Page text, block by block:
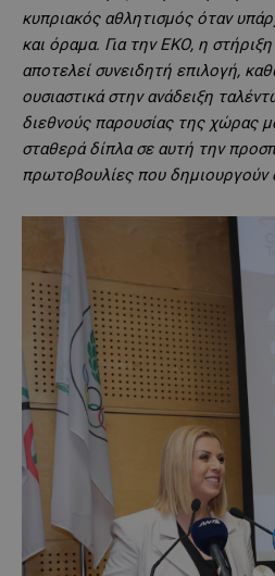
κυπριακός αθλητισμός όταν
και όραμα. Για την ΕΚΟ, η
αποτελεί συνειδητή επιλογή,
ουσιαστικά στην ανάδειξη
διεθνούς παρουσίας της χώρας
σταθερά δίπλα σε αυτή την
πρωτοβουλίες που δημιουργούν